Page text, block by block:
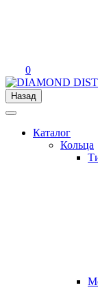
0
Назад
Каталог
Кольца